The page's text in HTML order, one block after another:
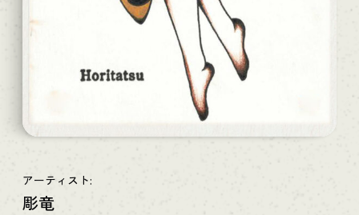
アーティスト:
彫竜